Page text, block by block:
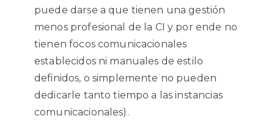
puede darse a que tienen una gestión
menos profesional de la CI y por ende no
tienen focos comunicacionales
establecidos ni manuales de estilo
definidos, o simplemente no pueden
dedicarle tanto tiempo a las instancias
comunicacionales).